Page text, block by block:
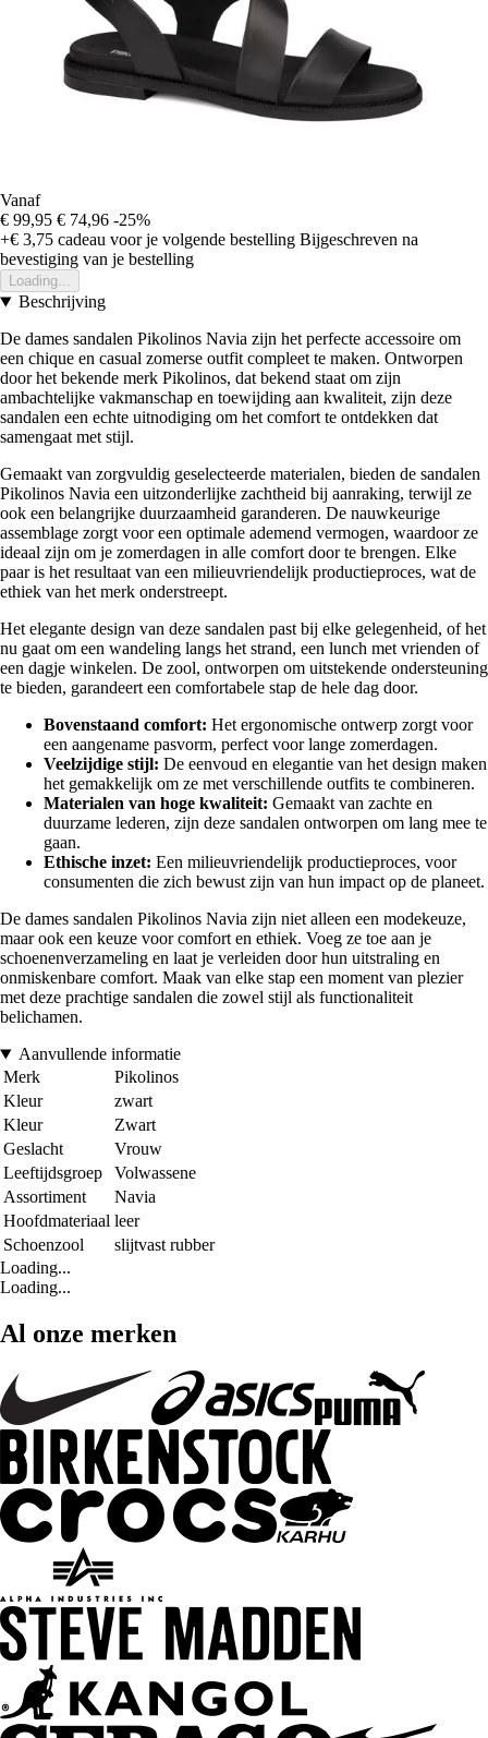
Vanaf
€ 99,95 € 74,96 -25%
+€ 3,75 cadeau voor je volgende bestelling Bijgeschreven na
bevestiging van je bestelling
Loading...
Beschrijving
De dames sandalen Pikolinos Navia zijn het perfecte accessoire om
een chique en casual zomerse outfit compleet te maken. Ontworpen
door het bekende merk Pikolinos, dat bekend staat om zijn
ambachtelijke vakmanschap en toewijding aan kwaliteit, zijn deze
sandalen een echte uitnodiging om het comfort te ontdekken dat
samengaat met stijl.
Gemaakt van zorgvuldig geselecteerde materialen, bieden de sandalen
Pikolinos Navia een uitzonderlijke zachtheid bij aanraking, terwijl ze
ook een belangrijke duurzaamheid garanderen. De nauwkeurige
assemblage zorgt voor een optimale ademend vermogen, waardoor ze
ideaal zijn om je zomerdagen in alle comfort door te brengen. Elke
paar is het resultaat van een milieuvriendelijk productieproces, wat de
ethiek van het merk onderstreept.
Het elegante design van deze sandalen past bij elke gelegenheid, of het
nu gaat om een wandeling langs het strand, een lunch met vrienden of
een dagje winkelen. De zool, ontworpen om uitstekende ondersteuning
te bieden, garandeert een comfortabele stap de hele dag door.
Bovenstaand comfort: Het ergonomische ontwerp zorgt voor
een aangename pasvorm, perfect voor lange zomerdagen.
Veelzijdige stijl: De eenvoud en elegantie van het design maken
het gemakkelijk om ze met verschillende outfits te combineren.
Materialen van hoge kwaliteit: Gemaakt van zachte en
duurzame lederen, zijn deze sandalen ontworpen om lang mee te
gaan.
Ethische inzet: Een milieuvriendelijk productieproces, voor
consumenten die zich bewust zijn van hun impact op de planeet.
De dames sandalen Pikolinos Navia zijn niet alleen een modekeuze,
maar ook een keuze voor comfort en ethiek. Voeg ze toe aan je
schoenenverzameling en laat je verleiden door hun uitstraling en
onmiskenbare comfort. Maak van elke stap een moment van plezier
met deze prachtige sandalen die zowel stijl als functionaliteit
belichamen.
Aanvullende informatie
Merk
Pikolinos
Kleur
zwart
Kleur
Zwart
Geslacht
Vrouw
Leeftijdsgroep
Volwassene
Assortiment
Navia
Hoofdmateriaal leer
Schoenzool
slijtvast rubber
Loading...
Loading...
Al onze merken